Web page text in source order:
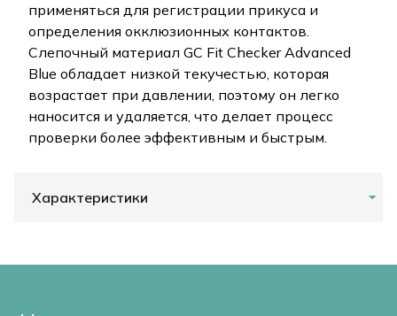
применяться для регистрации прикуса и
определения окклюзионных контактов.
Слепочный материал GC Fit Checker Advanced
Blue обладает низкой текучестью, которая
возрастает при давлении, поэтому он легко
наносится и удаляется, что делает процесс
проверки более эффективным и быстрым.
Характеристики